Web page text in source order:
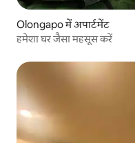
Olongapo में अपार्टमेंट
हमेशा घर जैसा महसूस करें